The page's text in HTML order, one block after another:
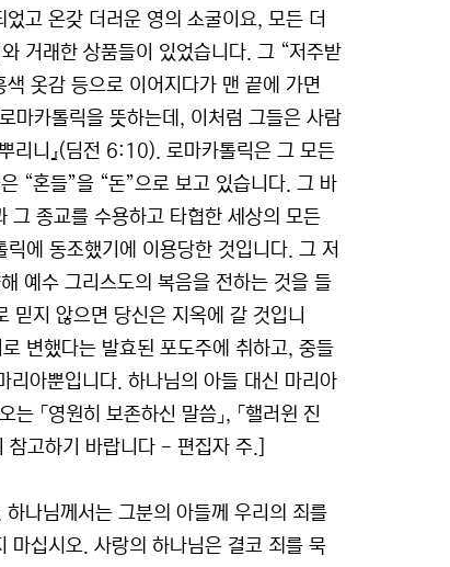
고 온갖 더러운 영의 소굴이요, 모든 더
거래한 상품들이 있었습니다. 그 “저주받
옷감 등으로 이어지다가 맨 끝에 가면
마카톨릭을 뜻하는데, 이처럼 그들은 사람
리니』(딤전 6:10). 로마카톨릭은 그 모든
“혼들”을 “돈”으로 보고 있습니다. 그 바
그 종교를 수용하고 타협한 세상의 모든
에 동조했기에 이용당한 것입니다. 그 저
예수 그리스도의 복음을 전하는 것을 들
믿지 않으면 당신은 지옥에 갈 것입니
변했다는 발효된 포도주에 취하고, 중들
아뿐입니다. 하나님의 아들 대신 마리아
「영원히 보존하신 말씀」, 「핼러윈 진
참고하기 바랍니다 - 편집자 주.]
나님께서는 그분의 아들께 우리의 죄를
마십시오. 사랑의 하나님은 결코 죄를 묵